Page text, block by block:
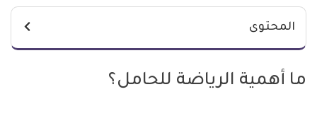
المحتوى
ما أهمية الرياضة للحامل؟